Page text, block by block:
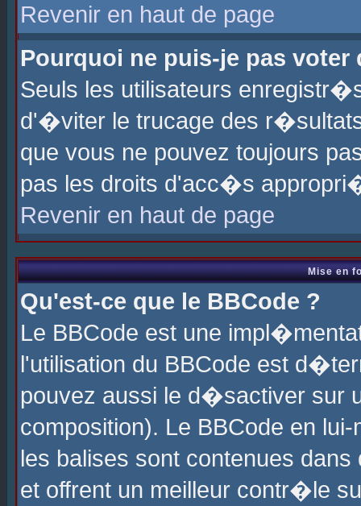
Revenir en haut de page
Pourquoi ne puis-je pas voter
Seuls les utilisateurs
d'�viter le trucage des
que vous ne pouvez toujours
pas les droits d'acc�s
Revenir en haut de page
Mise en
Qu'est-ce que le BBCode ?
Le BBCode est une
l'utilisation du BBCode est
pouvez aussi le d�sactiver sur
composition). Le BBCode en
les balises sont contenues
et offrent un meilleur contr�le